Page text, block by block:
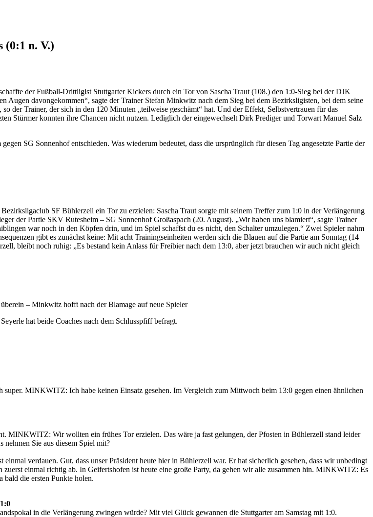
(0:1 n. V.)
der Fußball-Drittligist Stuttgarter Kickers durch ein Tor von Sascha Traut (108.) den 1:0-Sieg bei der DJK
davongekommen“, sagte der Trainer Stefan Minkwitz nach dem Sieg bei dem Bezirksligisten, bei dem seine
der Trainer, der sich in den 120 Minuten „teilweise geschämt“ hat. Und der Effekt, Selbstvertrauen für das
Stürmer konnten ihre Chancen nicht nutzen. Lediglich der eingewechselt Dirk Prediger und Torwart Manuel Salz
SG Sonnenhof entschieden. Was wiederum bedeutet, dass die ursprünglich für diesen Tag angesetzte Partie der
SF Bühlerzell ein Tor zu erzielen: Sascha Traut sorgte mit seinem Treffer zum 1:0 in der Verlängerung
der Partie SKV Rutesheim – SG Sonnenhof Großaspach (20. August). „Wir haben uns blamiert“, sagte Trainer
war noch in den Köpfen drin, und im Spiel schaffst du es nicht, den Schalter umzulegen.“ Zwei Spieler nahm
gibt es zunächst keine: Mit acht Trainingseinheiten werden sich die Blauen auf die Partie am Sonntag (14
bleibt noch ruhig: „Es bestand kein Anlass für Freibier nach dem 13:0, aber jetzt brauchen wir auch nicht gleich
– Minkwitz hofft nach der Blamage auf neue Spieler
hat beide Coaches nach dem Schlusspfiff befragt.
MINKWITZ: Ich habe keinen Einsatz gesehen. Im Vergleich zum Mittwoch beim 13:0 gegen einen ähnlichen
MINKWITZ: Wir wollten ein frühes Tor erzielen. Das wäre ja fast gelungen, der Pfosten in Bühlerzell stand leider
nehmen Sie aus diesem Spiel mit?
verdauen. Gut, dass unser Präsident heute hier in Bühlerzell war. Er hat sicherlich gesehen, dass wir unbedingt
einmal richtig ab. In Geifertshofen ist heute eine große Party, da gehen wir alle zusammen hin. MINKWITZ: Es
die ersten Punkte holen.
in die Verlängerung zwingen würde? Mit viel Glück gewannen die Stuttgarter am Samstag mit 1:0.